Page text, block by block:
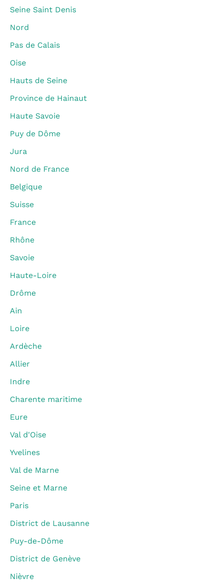
Seine Saint Denis
Nord
Pas de Calais
Oise
Hauts de Seine
Province de Hainaut
Haute Savoie
Puy de Dôme
Jura
Nord de France
Belgique
Suisse
France
Rhône
Savoie
Haute-Loire
Drôme
Ain
Loire
Ardèche
Allier
Indre
Charente maritime
Eure
Val d'Oise
Yvelines
Val de Marne
Seine et Marne
Paris
District de Lausanne
Puy-de-Dôme
District de Genève
Nièvre